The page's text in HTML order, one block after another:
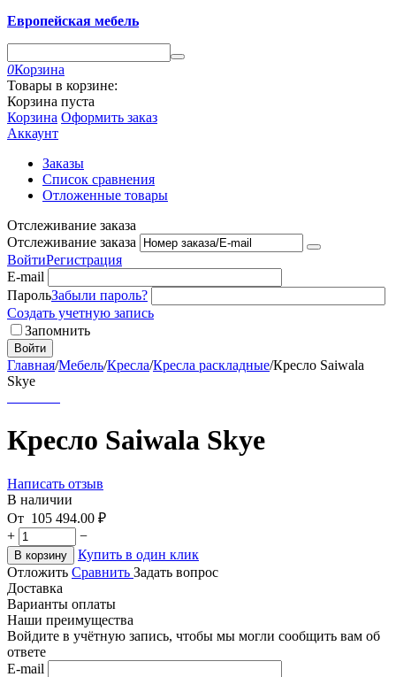
Европейская мебель
0Корзина
Товары в корзине:
Корзина пуста
Корзина Оформить заказ
Аккаунт
Заказы
Список сравнения
Отложенные товары
Отслеживание заказа
Отслеживание заказа
ВойтиРегистрация
E-mail
ПарольЗабыли пароль?
Создать учетную запись
Запомнить
Войти
Главная/Мебель/Кресла/Кресла раскладные/Кресло Saiwala
Skye
Кресло Saiwala Skye
Написать отзыв
В наличии
От 105 494.00 ₽
+
−
В корзину
Купить в один клик
Отложить Сравнить Задать вопрос
Доставка
Варианты оплаты
Наши преимущества
Войдите в учётную запись, чтобы мы могли сообщить вам об
ответе
E-mail